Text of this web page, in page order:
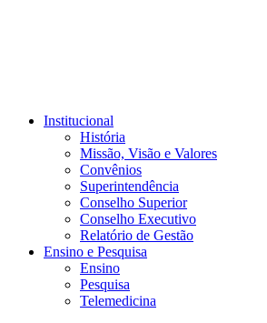
Institucional
História
Missão, Visão e Valores
Convênios
Superintendência
Conselho Superior
Conselho Executivo
Relatório de Gestão
Ensino e Pesquisa
Ensino
Pesquisa
Telemedicina